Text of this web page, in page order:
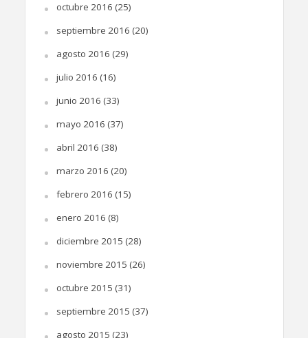
octubre 2016 (25)
septiembre 2016 (20)
agosto 2016 (29)
julio 2016 (16)
junio 2016 (33)
mayo 2016 (37)
abril 2016 (38)
marzo 2016 (20)
febrero 2016 (15)
enero 2016 (8)
diciembre 2015 (28)
noviembre 2015 (26)
octubre 2015 (31)
septiembre 2015 (37)
agosto 2015 (23)